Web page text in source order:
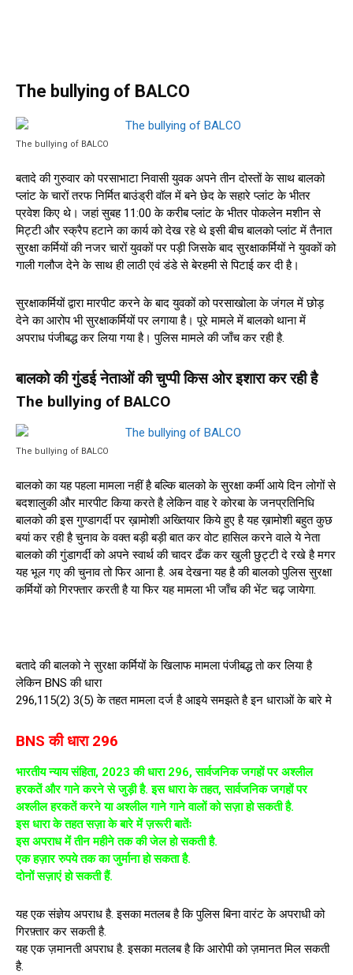
The bullying of BALCO
The bullying of BALCO
बतादे की गुरुवार को परसाभाटा निवासी युवक अपने तीन दोस्तों के साथ बालको
प्लांट के चारों तरफ निर्मित बाउंड्री वॉल में बने छेद के सहारे प्लांट के भीतर
प्रवेश किए थे। जहां सुबह 11:00 के करीब प्लांट के भीतर पोकलेन मशीन से
मिट्टी और स्क्रैप हटाने का कार्य को देख रहे थे इसी बीच बालको प्लांट में तैनात
सुरक्षा कर्मियों की नजर चारों युवकों पर पड़ी जिसके बाद सुरक्षाकर्मियों ने युवकों को
गाली गलौज देने के साथ ही लाठी एवं डंडे से बेरहमी से पिटाई कर दी है।
सुरक्षाकर्मियों द्वारा मारपीट करने के बाद युवकों को परसाखोला के जंगल में छोड़
देने का आरोप भी सुरक्षाकर्मियों पर लगाया है। पूरे मामले में बालको थाना में
अपराध पंजीबद्ध कर लिया गया है। पुलिस मामले की जाँच कर रही है.
बालको की गुंडई नेताओं की चुप्पी किस ओर इशारा कर रही है
The bullying of BALCO
The bullying of BALCO
बालको का यह पहला मामला नहीं है बल्कि बालको के सुरक्षा कर्मी आये दिन लोगों से
बदशालुकी और मारपीट किया करते है लेकिन वाह रे कोरबा के जनप्रतिनिधि
बालको की इस गुण्डागर्दी पर ख़ामोशी अख्तियार किये हुए है यह ख़ामोशी बहुत कुछ
बयां कर रही है चुनाव के वक्त बड़ी बड़ी बात कर वोट हासिल करने वाले ये नेता
बालको की गुंडागर्दी को अपने स्वार्थ की चादर ढँक कर खुली छुट्टी दे रखे है मगर
यह भूल गए की चुनाव तो फिर आना है. अब देखना यह है की बालको पुलिस सुरक्षा
कर्मियों को गिरफ्तार करती है या फिर यह मामला भी जाँच की भेंट चढ़ जायेगा.
बतादे की बालको ने सुरक्षा कर्मियों के खिलाफ मामला पंजीबद्ध तो कर लिया है
लेकिन BNS की धारा
296,115(2) 3(5) के तहत मामला दर्ज है आइये समझते है इन धाराओं के बारे मे
BNS की धारा 296
भारतीय न्याय संहिता, 2023 की धारा 296, सार्वजनिक जगहों पर अश्लील
हरकतें और गाने करने से जुड़ी है. इस धारा के तहत, सार्वजनिक जगहों पर
अश्लील हरकतें करने या अश्लील गाने गाने वालों को सज़ा हो सकती है.
इस धारा के तहत सज़ा के बारे में ज़रूरी बातेंः
इस अपराध में तीन महीने तक की जेल हो सकती है.
एक हज़ार रुपये तक का जुर्माना हो सकता है.
दोनों सज़ाएं हो सकती हैं.
यह एक संज्ञेय अपराध है. इसका मतलब है कि पुलिस बिना वारंट के अपराधी को
गिरफ़्तार कर सकती है.
यह एक ज़मानती अपराध है. इसका मतलब है कि आरोपी को ज़मानत मिल सकती
है.